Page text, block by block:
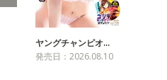
ヤングチャンピオ…
発売日：2026.08.10